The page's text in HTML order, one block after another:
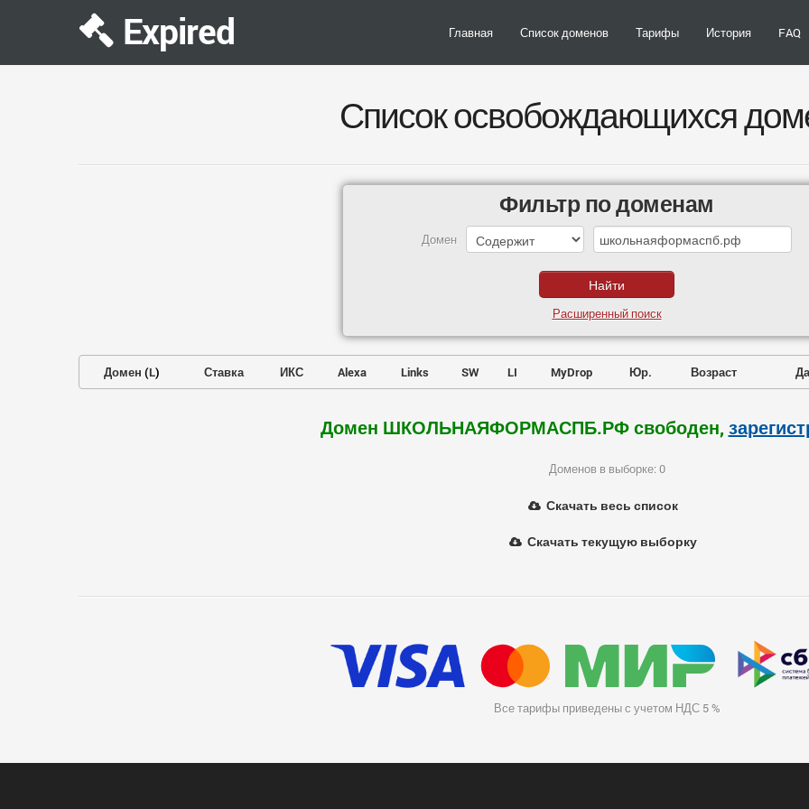
Expired Главная Список доменов Тарифы История FAQ
Список освобождающихся
Фильтр по доменам
Домен
Расширенный поиск
Домен (L) Ставка ИКС Alexa Links SW LI MyDrop Юр. Возраст
Домен ШКОЛЬНАЯФОРМАСПБ.РФ свободен,
Доменов в выборке: 0
Скачать весь список
Скачать текущую выборку
Все тарифы приведены с учетом НДС 5 %